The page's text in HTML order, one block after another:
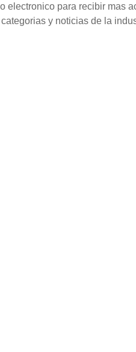
electronico para recibir mas
y noticias de la